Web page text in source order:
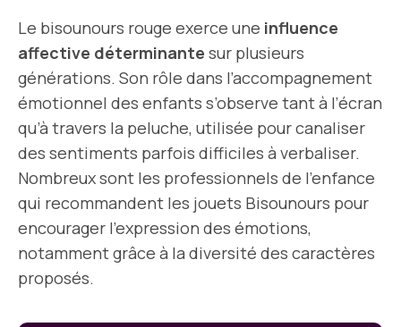
Le bisounours rouge exerce une influence
affective déterminante sur plusieurs
générations. Son rôle dans l’accompagnement
émotionnel des enfants s’observe tant à l’écran
qu’à travers la peluche, utilisée pour canaliser
des sentiments parfois difficiles à verbaliser.
Nombreux sont les professionnels de l’enfance
qui recommandent les jouets Bisounours pour
encourager l’expression des émotions,
notamment grâce à la diversité des caractères
proposés.